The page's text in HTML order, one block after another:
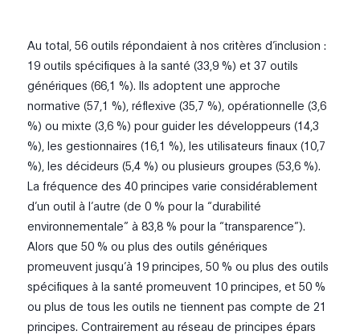
Au total, 56 outils répondaient à nos critères d’inclusion :
19 outils spécifiques à la santé (33,9 %) et 37 outils
génériques (66,1 %). Ils adoptent une approche
normative (57,1 %), réflexive (35,7 %), opérationnelle (3,6
%) ou mixte (3,6 %) pour guider les développeurs (14,3
%), les gestionnaires (16,1 %), les utilisateurs finaux (10,7
%), les décideurs (5,4 %) ou plusieurs groupes (53,6 %).
La fréquence des 40 principes varie considérablement
d’un outil à l’autre (de 0 % pour la “durabilité
environnementale” à 83,8 % pour la “transparence”).
Alors que 50 % ou plus des outils génériques
promeuvent jusqu’à 19 principes, 50 % ou plus des outils
spécifiques à la santé promeuvent 10 principes, et 50 %
ou plus de tous les outils ne tiennent pas compte de 21
principes. Contrairement au réseau de principes épars